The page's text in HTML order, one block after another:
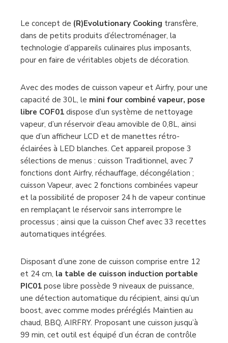
Le concept de (R)Evolutionary Cooking transfère,
dans de petits produits d’électroménager, la
technologie d’appareils culinaires plus imposants,
pour en faire de véritables objets de décoration.
Avec des modes de cuisson vapeur et Airfry, pour une
capacité de 30L, le mini four combiné vapeur, pose
libre COF01 dispose d’un système de nettoyage
vapeur, d’un réservoir d’eau amovible de 0,8L, ainsi
que d’un afficheur LCD et de manettes rétro-
éclairées à LED blanches. Cet appareil propose 3
sélections de menus : cuisson Traditionnel, avec 7
fonctions dont Airfry, réchauffage, décongélation ;
cuisson Vapeur, avec 2 fonctions combinées vapeur
et la possibilité de proposer 24 h de vapeur continue
en remplaçant le réservoir sans interrompre le
processus ; ainsi que la cuisson Chef avec 33 recettes
automatiques intégrées.
Disposant d’une zone de cuisson comprise entre 12
et 24 cm, la table de cuisson induction portable
PIC01 pose libre possède 9 niveaux de puissance,
une détection automatique du récipient, ainsi qu’un
boost, avec comme modes préréglés Maintien au
chaud, BBQ, AIRFRY. Proposant une cuisson jusqu’à
99 min, cet outil est équipé d’un écran de contrôle